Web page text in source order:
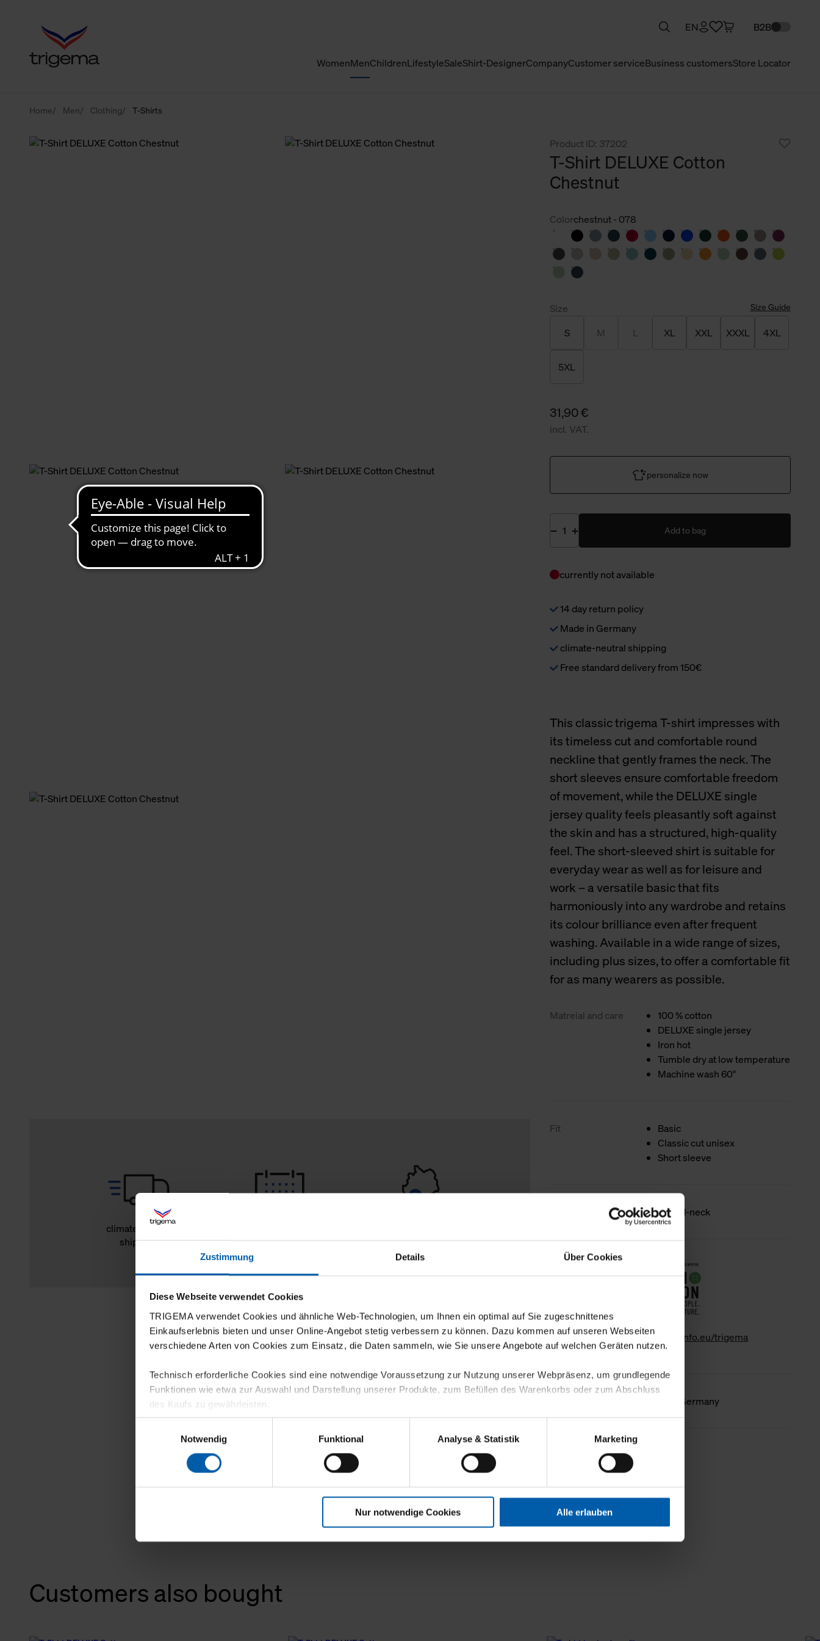
Zustimmung Details Über Cookies
Diese Webseite verwendet Cookies
TRIGEMA verwendet Cookies und ähnliche Web-Technologien, um Ihnen ein optimal auf Sie zugeschnittenes
Einkaufserlebnis bieten und unser Online-Angebot stetig verbessern zu können. Dazu kommen auf unseren Webseiten
verschiedene Arten von Cookies zum Einsatz, die Daten sammeln, wie Sie unsere Angebote auf welchen Geräten nutzen.
Technisch erforderliche Cookies sind eine notwendige Voraussetzung zur Nutzung unserer Webpräsenz, um grundlegende
Funktionen wie etwa zur Auswahl und Darstellung unserer Produkte, zum Befüllen des Warenkorbs oder zum Abschluss
des Kaufs zu gewährleisten.
Für die Darstellung personalisierter Angebote, Anzeigen und Inhalte aufgrund Ihres Nutzerverhaltens und Ihres Profils
sowie für Marketing-, Statistik- und Tracking-Zwecke zur Analyse und Optimierung unserer Webpräsenz speichern wir
personenbezogene Informationen. Diese übermitteln wir in anonymisierter Form an Dritte wie etwa unsere
Klicken Sie auf "Alle erlauben", damit wir alle Cookies und Web-Technologien für Ihr personalisiertes Einkaufserlebnis
verwenden dürfen. Über die jeweiligen Schaltflächen können Sie die Arten der Cookies selbst festlegen, die Sie erlauben
Verwendungszweck. Bei „Über Cookies“ können Sie allgemeine Informationen über Cookies einsehen. Über den
Menüpunkt „Datenschutzeinstellungen“ können Sie jederzeit Ihre Einwilligungserklärung anpassen. Ihre Einwilligung ist
widerrufen. Der Widerruf der Einwilligung hat jedoch keine Auswirkung auf die bisherigen Einstellungen und die damit
Notwendig
Funktional Analyse & Statistik Marketing
Nur notwendige Cookies Alle erlauben
WomenMenChildrenLifestyleSaleShirt-DesignerCompanyCustomer serviceBusiness customersStore Locator
EN B2B
Home Men Clothing T-Shirts
climate-neutral
shipping
Burladingen
Product ID: 37202
T-Shirt DELUXE Cotton
Chestnut
Colorchestnut - 078
Size Size Guide
S M L XL XXL XXXL 4XL
5XL
31,90 €
incl. VAT.
personalize now
Add to bag
currently not available
14 day return policy
Made in Germany
climate-neutral shipping
Free standard delivery from 150€
This classic trigema T-shirt impresses with
its timeless cut and comfortable round
neckline that gently frames the neck. The
short sleeves ensure comfortable freedom
of movement, while the DELUXE single
jersey quality feels pleasantly soft against
the skin and has a structured, high-quality
feel. The short-sleeved shirt is suitable for
everyday wear as well as for leisure and
work – a versatile basic that fits
harmoniously into any wardrobe and retains
its colour brilliance even after frequent
washing. Available in a wide range of sizes,
including plus sizes, to offer a comfortable fit
for as many wearers as possible.
Matreial and care
100 % cotton
DELUXE single jersey
Iron hot
Tumble dry at low temperature
Machine wash 60°
Fit
Basic
Classic cut unisex
Short sleeve
Product details Round-neck
www.gk-info.eu/trigema
Made in Germany
less information
Customers also bought